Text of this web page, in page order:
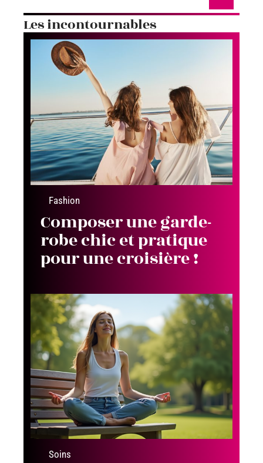
Les incontournables
Fashion
Composer une garde-
robe chic et pratique
pour une croisière !
Soins